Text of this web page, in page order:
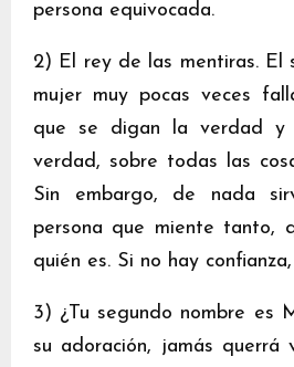
persona equivocada.
2) El rey de las mentiras. El
mujer muy pocas veces
que se digan la verdad y
verdad, sobre todas las
Sin embargo, de nada
persona que miente tanto,
quién es. Si no hay
3) ¿Tu segundo nombre es
su adoración, jamás querrá